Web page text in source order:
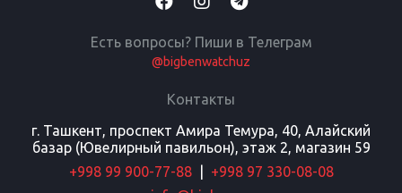
Есть вопросы? Пиши в Телеграм
@bigbenwatchuz
Контакты
г. Ташкент, проспект Амира Темура, 40, Алайский
базар (Ювелирный павильон), этаж 2, магазин 59
+998 99 900-77-88
+998 97 330-08-08